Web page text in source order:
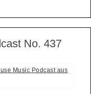
No. 437
Music Podcast aus